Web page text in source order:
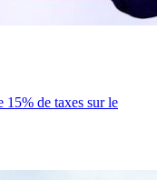
15% de taxes sur le